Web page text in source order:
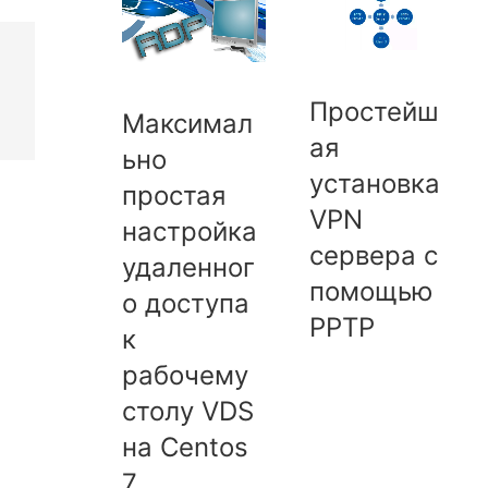
Максимал
ьно
простая
настройка
удаленног
о доступа
к
рабочему
столу VDS
на Centos
Простейш
ая
установка
VPN
сервера с
помощью
PPTP